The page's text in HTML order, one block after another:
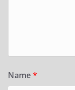
Name*